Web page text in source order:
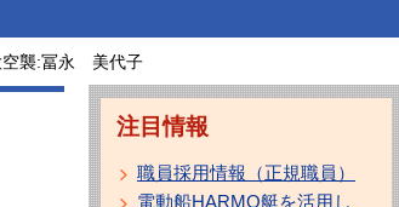
空襲:冨永 美代子
注目情報
職員採用情報（正規職員）
電動船HARMO艇を活用し